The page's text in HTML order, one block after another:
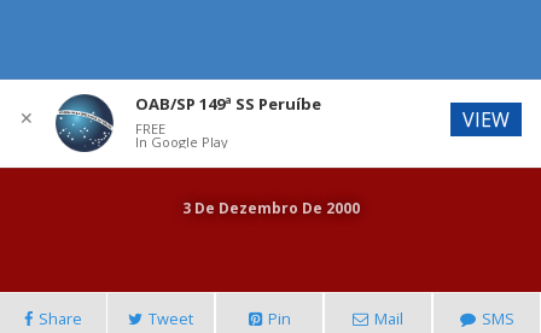
3 De Dezembro De 2000
Share Tweet Pin Mail SMS
✕
OAB/SP 149ª SS Peruíbe
FREE
In Google Play
VIEW